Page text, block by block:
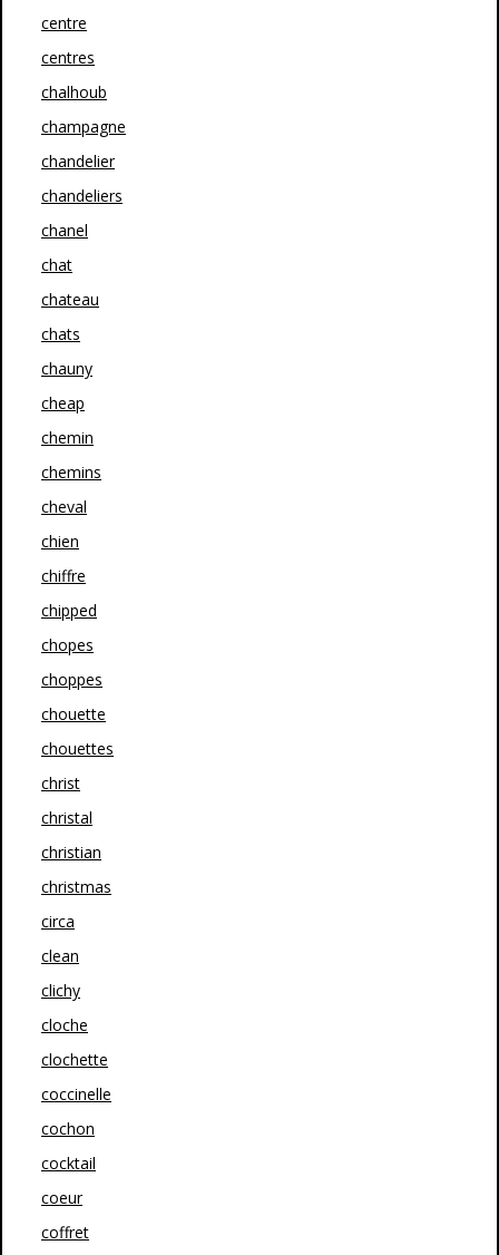
centre
centres
chalhoub
champagne
chandelier
chandeliers
chanel
chat
chateau
chats
chauny
cheap
chemin
chemins
cheval
chien
chiffre
chipped
chopes
choppes
chouette
chouettes
christ
christal
christian
christmas
circa
clean
clichy
cloche
clochette
coccinelle
cochon
cocktail
coeur
coffret